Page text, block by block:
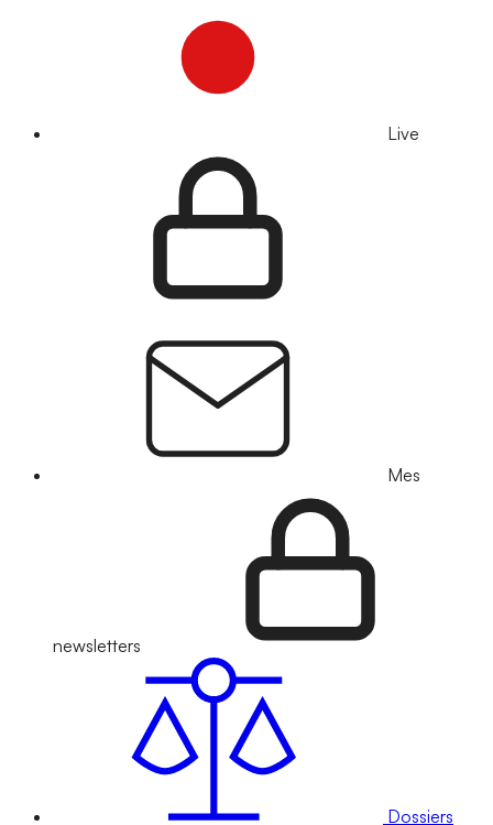
Live
Mes
newsletters
Dossiers